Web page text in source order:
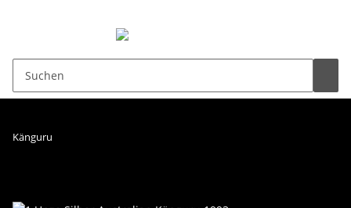
Känguru